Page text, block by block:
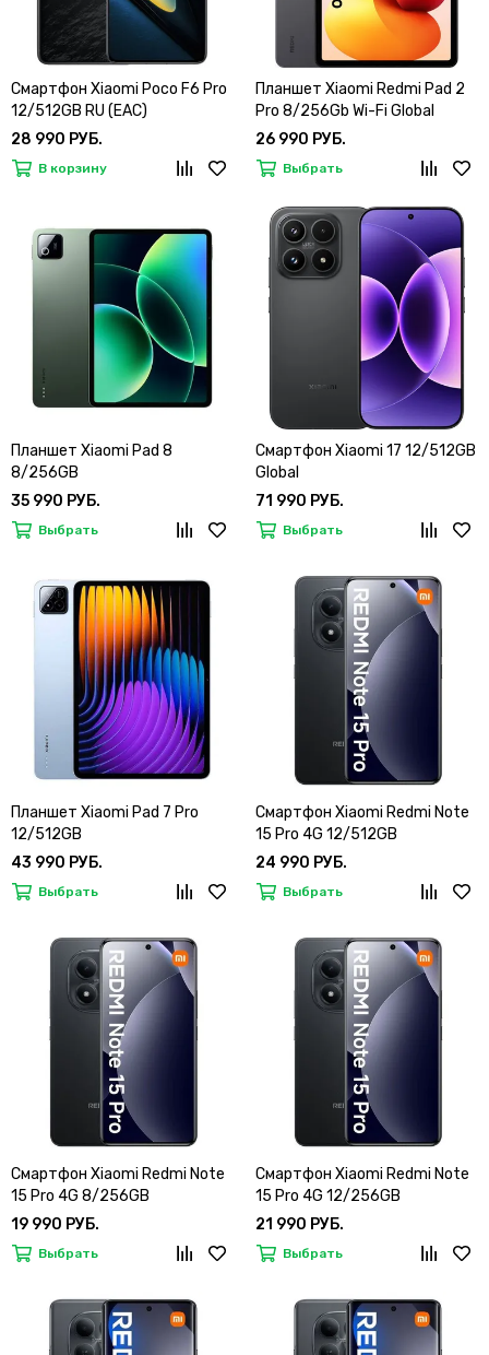
Смартфон Xiaomi Poco F6 Pro
12/512GB RU (EAC)
28 990 РУБ.
В корзину
Планшет Xiaomi Redmi Pad 2
Pro 8/256Gb Wi-Fi Global
26 990 РУБ.
Выбрать
Планшет Xiaomi Pad 8
8/256GB
35 990 РУБ.
Выбрать
Смартфон Xiaomi 17 12/512GB
Global
71 990 РУБ.
Выбрать
Планшет Xiaomi Pad 7 Pro
12/512GB
43 990 РУБ.
Выбрать
Смартфон Xiaomi Redmi Note
15 Pro 4G 12/512GB
24 990 РУБ.
Выбрать
Смартфон Xiaomi Redmi Note
15 Pro 4G 8/256GB
19 990 РУБ.
Выбрать
Смартфон Xiaomi Redmi Note
15 Pro 4G 12/256GB
21 990 РУБ.
Выбрать